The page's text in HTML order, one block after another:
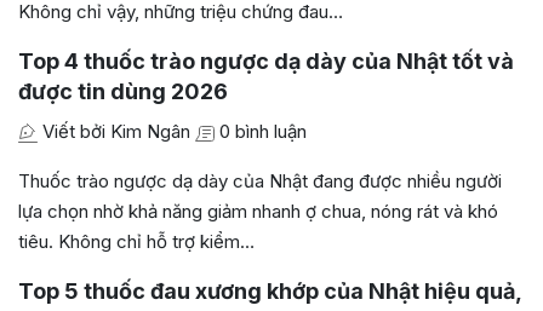
Không chỉ vậy, những triệu chứng đau…
Top 4 thuốc trào ngược dạ dày của Nhật tốt và
được tin dùng 2026
Viết bởi Kim Ngân 0 bình luận
Thuốc trào ngược dạ dày của Nhật đang được nhiều người
lựa chọn nhờ khả năng giảm nhanh ợ chua, nóng rát và khó
tiêu. Không chỉ hỗ trợ kiểm…
Top 5 thuốc đau xương khớp của Nhật hiệu quả,